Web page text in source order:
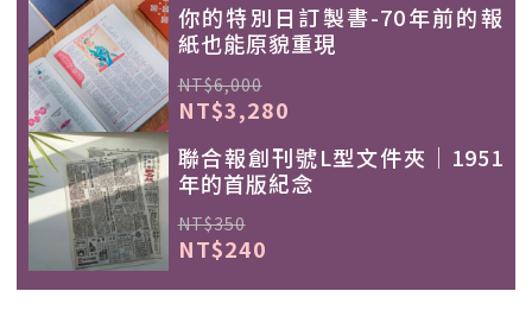
你的特別日訂製書-70年前的報
紙也能原貌重現
NT$6,000
NT$3,280
聯合報創刊號L型文件夾｜1951
年的首版紀念
NT$350
NT$240